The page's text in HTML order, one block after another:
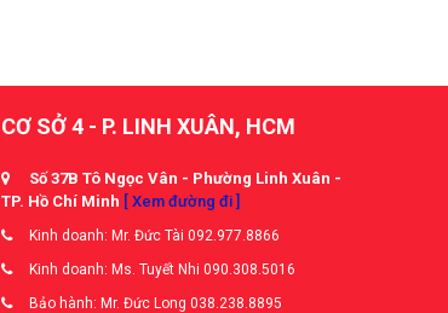
CƠ SỞ 4 - P. LINH XUÂN, HCM
Số 37B Tô Ngọc Vân - Phường Linh Xuân -
TP. Hồ Chí Minh [ Xem đường đi ]
Kinh doanh: Mr. Đức Tài 092.977.8866
Kinh doanh: Ms. Tuyết Nhi 090.308.5016
Bảo hành: Mr. Đức Long 038.238.8895